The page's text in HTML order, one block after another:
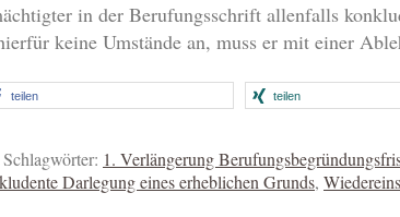
in der Berufungsschrift allenfalls
keine Umstände an, muss er mit einer
teilen teilen
Schlagwörter: 1. Verlängerung
Darlegung eines erheblichen Grunds,